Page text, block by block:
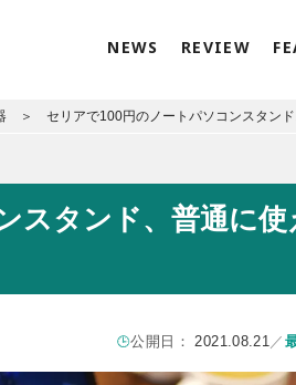
NEWS REVIEW
セリアで100円のノートパソコンスタン
スタンド、普通に使
公開日：2021.08.21／